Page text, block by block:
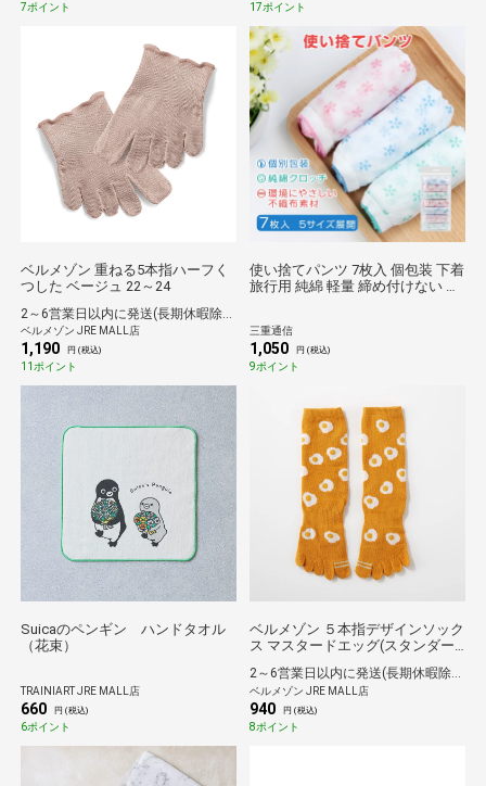
7ポイント 17ポイント
ベルメゾン 重ねる5本指ハーフく
つした ベージュ 22～24
2～6営業日以内に発送(長期休暇除く)
ベルメゾン JRE MALL店
1,190 円 (税込)
11ポイント
使い捨てパンツ 7枚入 個包装 下着
旅行用 純綿 軽量 締め付けない 滅
病院 入院 介護 災害用
三重通信
1,050 円 (税込)
9ポイント
Suicaのペンギン ハンドタオル
（花束）
TRAINIART JRE MALL店
660 円 (税込)
6ポイント
ベルメゾン ５本指デザインソック
ス マスタードエッグ(スタンダー
2～6営業日以内に発送(長期休暇除く)
ベルメゾン JRE MALL店
940 円 (税込)
8ポイント